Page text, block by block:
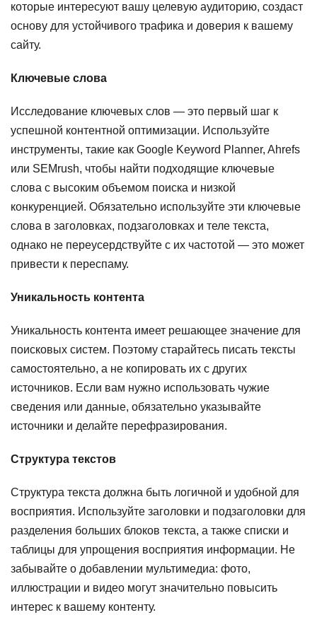
которые интересуют вашу целевую аудиторию, создаст
основу для устойчивого трафика и доверия к вашему
сайту.
Ключевые слова
Исследование ключевых слов — это первый шаг к
успешной контентной оптимизации. Используйте
инструменты, такие как Google Keyword Planner, Ahrefs
или SEMrush, чтобы найти подходящие ключевые
слова с высоким объемом поиска и низкой
конкуренцией. Обязательно используйте эти ключевые
слова в заголовках, подзаголовках и теле текста,
однако не переусердствуйте с их частотой — это может
привести к переспаму.
Уникальность контента
Уникальность контента имеет решающее значение для
поисковых систем. Поэтому старайтесь писать тексты
самостоятельно, а не копировать их с других
источников. Если вам нужно использовать чужие
сведения или данные, обязательно указывайте
источники и делайте перефразирования.
Структура текстов
Структура текста должна быть логичной и удобной для
восприятия. Используйте заголовки и подзаголовки для
разделения больших блоков текста, а также списки и
таблицы для упрощения восприятия информации. Не
забывайте о добавлении мультимедиа: фото,
иллюстрации и видео могут значительно повысить
интерес к вашему контенту.